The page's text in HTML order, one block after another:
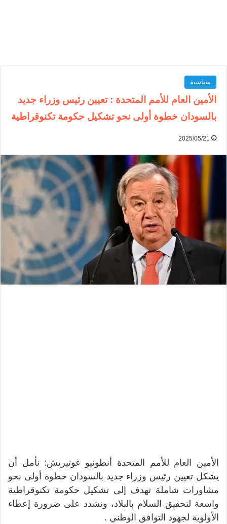
سياسية
الأمين العام للأمم المتحدة : تعيين رئيس وزراء جديد
بالسودان خطوة أولى نحو تشكيل حكومة تكنوقراطية
2025/05/21
الأمين العام للأمم المتحدة أنطونيو غوتيريش: نأمل أن
يشكل تعيين رئيس وزراء جديد بالسودان خطوة أولى نحو
مشاورات شاملة تهدف إلى تشكيل حكومة تكنوقراطية
واسعة لتحقيق السلام بالبلاد، ونشدد على ضرورة إعطاء
الأولوية لجهود التوافق الوطني .